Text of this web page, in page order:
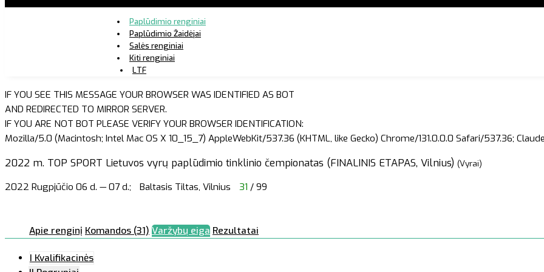
Paplūdimio renginiai
Paplūdimio Žaidėjai
Salės renginiai
Kiti renginiai
LTF
IF YOU SEE THIS MESSAGE YOUR BROWSER WAS IDENTIFIED AS BOT
AND REDIRECTED TO MIRROR SERVER.
IF YOU ARE NOT BOT PLEASE VERIFY YOUR BROWSER IDENTIFICATION:
Mozilla/5.0 (Macintosh; Intel Mac OS X 10_15_7) AppleWebKit/537.36 (KHTML, like Gecko) Chrome/131.0.0.0 Safari/537.36;
2022 m. TOP SPORT Lietuvos vyrų paplūdimio tinklinio čempionatas (FINALINIS ETAPAS, Vilnius) (Vyrai)
2022 Rugpjūčio 06 d. — 07 d.; Baltasis Tiltas, Vilnius 31 / 99
Apie renginį Komandos (31) Varžybų eiga Rezultatai
I Kvalifikacinės